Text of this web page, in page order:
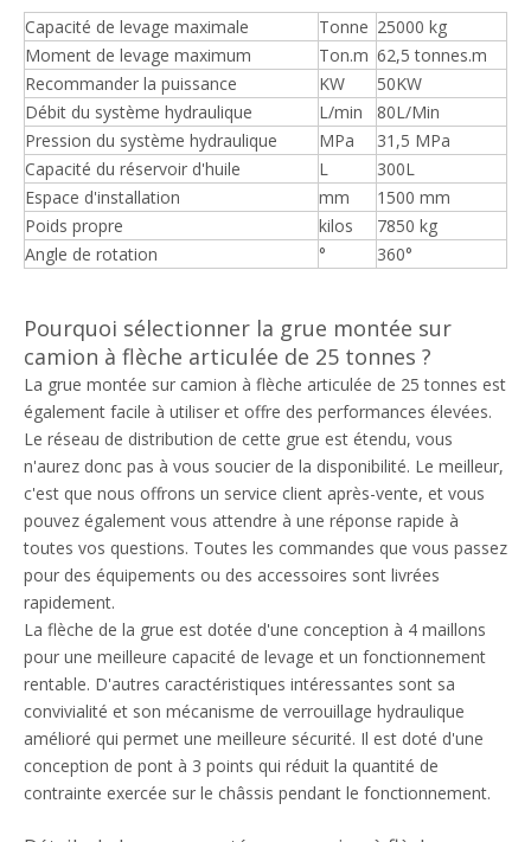
Capacité de levage maximale Tonne 25000 kg
Moment de levage maximum
Ton.m 62,5 tonnes.m
Recommander la puissance
KW
50KW
Débit du système hydraulique
L/min
80L/Min
Pression du système hydraulique
MPa
31,5 MPa
Capacité du réservoir d'huile
L
300L
Espace d'installation
mm
1500 mm
Poids propre
kilos
7850 kg
Angle de rotation
° 360°
Pourquoi sélectionner la grue montée sur
camion à flèche articulée de 25 tonnes ?
La grue montée sur camion à flèche articulée de 25 tonnes est
également facile à utiliser et offre des performances élevées.
Le réseau de distribution de cette grue est étendu, vous
n'aurez donc pas à vous soucier de la disponibilité. Le meilleur,
c'est que nous offrons un service client après-vente, et vous
pouvez également vous attendre à une réponse rapide à
toutes vos questions. Toutes les commandes que vous passez
pour des équipements ou des accessoires sont livrées
rapidement.
La flèche de la grue est dotée d'une conception à 4 maillons
pour une meilleure capacité de levage et un fonctionnement
rentable. D'autres caractéristiques intéressantes sont sa
convivialité et son mécanisme de verrouillage hydraulique
amélioré qui permet une meilleure sécurité. Il est doté d'une
conception de pont à 3 points qui réduit la quantité de
contrainte exercée sur le châssis pendant le fonctionnement.